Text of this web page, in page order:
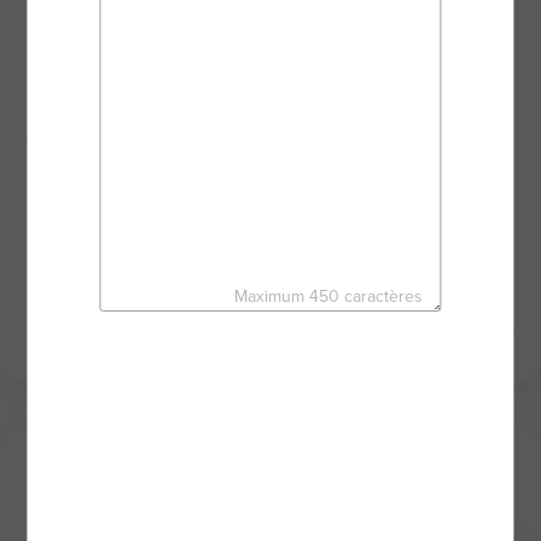
Maximum 450 caractères